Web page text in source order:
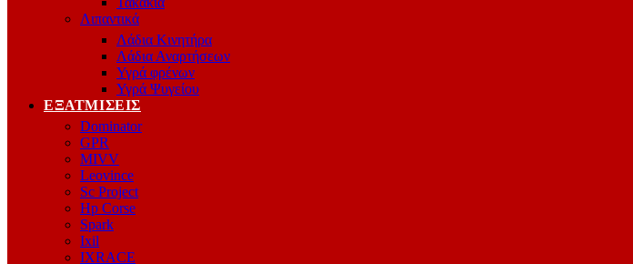
Λιπαντικά
Λάδια Κινητήρα
Λάδια Αναρτήσεων
Υγρά φρένων
Υγρά Ψυγείου
ΕΞΑΤΜΊΣΕΙΣ
Dominator
GPR
MIVV
Leovince
Sc Project
Hp Corse
Spark
Ixil
IXRACE